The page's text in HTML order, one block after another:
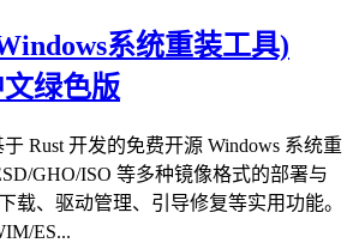
系统重装工具)
文绿色版
Rust 开发的免费开源 Windows 系统重
GHO/ISO 等多种镜像格式的部署与
载、驱动管理、引导修复等实用功能。
ES...